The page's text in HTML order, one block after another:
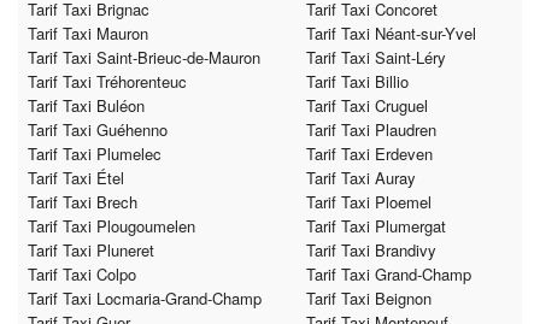
Tarif Taxi Brignac
Tarif Taxi Concoret
Tarif Taxi Mauron
Tarif Taxi Néant-sur-Yvel
Tarif Taxi Saint-Brieuc-de-Mauron
Tarif Taxi Saint-Léry
Tarif Taxi Tréhorenteuc
Tarif Taxi Billio
Tarif Taxi Buléon
Tarif Taxi Cruguel
Tarif Taxi Guéhenno
Tarif Taxi Plaudren
Tarif Taxi Plumelec
Tarif Taxi Erdeven
Tarif Taxi Étel
Tarif Taxi Auray
Tarif Taxi Brech
Tarif Taxi Ploemel
Tarif Taxi Plougoumelen
Tarif Taxi Plumergat
Tarif Taxi Pluneret
Tarif Taxi Brandivy
Tarif Taxi Colpo
Tarif Taxi Grand-Champ
Tarif Taxi Locmaria-Grand-Champ
Tarif Taxi Beignon